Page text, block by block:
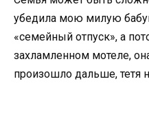
убедила мою милую
«семейный отпуск», а
захламленном мотеле,
произошло дальше, тетя